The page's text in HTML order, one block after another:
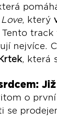
, který
Tento
nejvíce.
, která
o
se